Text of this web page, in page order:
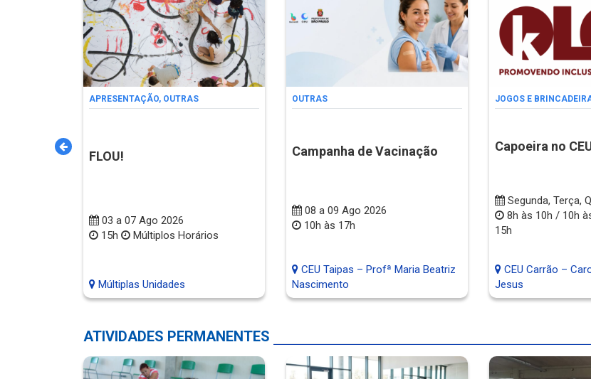
APRESENTAÇÃO, OUTRAS
FLOU!
03 a 07 Ago 2026
15h
Múltiplos Horários
Múltiplas Unidades
OUTRAS
Campanha de Vacinação
08 a 09 Ago 2026
10h às 17h
CEU Taipas – Profª Maria Beatriz
Nascimento
JOGOS E
Capoeira no
Segunda, Terça,
8h às 10h / 10h
15h
CEU Carrão –
Jesus
ATIVIDADES PERMANENTES